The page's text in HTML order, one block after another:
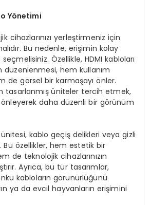
Yönetimi
cihazlarınızı yerleştirmeniz için
Bu nedenle, erişimin kolay
Özellikle, HDMI kabloları
düzenlenmesi, hem kullanım
de görsel bir karmaşayı önler.
tasarlanmış üniteler tercih etmek,
önleyerek daha düzenli bir görünüm
kablo geçiş delikleri veya gizli
özellikler, hem estetik bir
de teknolojik cihazlarınızın
Ayrıca, bu tür tasarımlar,
kabloların görünürlüğünü
ya da evcil hayvanların erişimini